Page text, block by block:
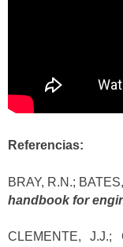
Referencias:
BRAY, R.N.;
handbook for
CLEMENTE, J.J.;